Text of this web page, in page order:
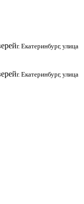
г. Екатеринбург, улица
г. Екатеринбург, улица